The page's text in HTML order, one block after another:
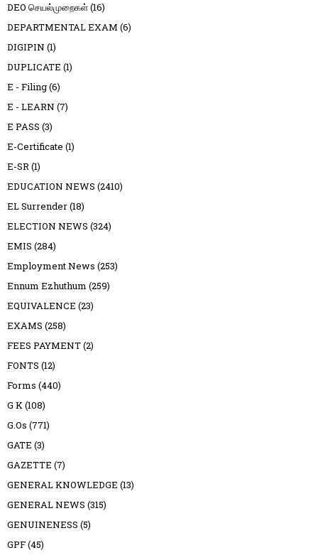
DEO செயல்முறைகள்(16)
DEPARTMENTAL EXAM (6)
DIGIPIN (1)
DUPLICATE (1)
E - Filing(6)
E - LEARN (7)
E PASS (3)
E-Certificate (1)
E-SR(1)
EDUCATION NEWS (2410)
EL Surrender(18)
ELECTION NEWS (324)
EMIS (284)
Employment News (253)
Ennum Ezhuthum (259)
EQUIVALENCE (23)
EXAMS (258)
FEES PAYMENT(2)
FONTS (12)
Forms (440)
G K(108)
G.Os (771)
GATE (3)
GAZETTE (7)
GENERAL KNOWLEDGE (13)
GENERAL NEWS (315)
GENUINENESS (5)
GPF(45)